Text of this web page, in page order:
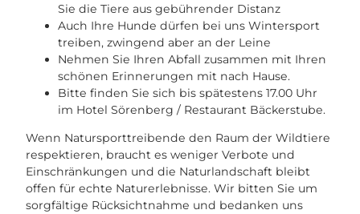
Sie die Tiere aus gebührender Distanz
Auch Ihre Hunde dürfen bei uns Wintersport
treiben, zwingend aber an der Leine
Nehmen Sie Ihren Abfall zusammen mit Ihren
schönen Erinnerungen mit nach Hause.
Bitte finden Sie sich bis spätestens 17.00 Uhr
im Hotel Sörenberg / Restaurant Bäckerstube.
Wenn Natursporttreibende den Raum der Wildtiere
respektieren, braucht es weniger Verbote und
Einschränkungen und die Naturlandschaft bleibt
offen für echte Naturerlebnisse. Wir bitten Sie um
sorgfältige Rücksichtnahme und bedanken uns